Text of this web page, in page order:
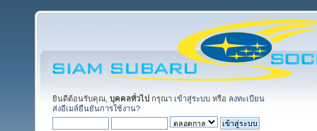
ยินดีต้อนรับคุณ, บุคคลทั่วไป กรุณา เข้าสู่ระบบ หรือ ลงทะเบียน
ส่งอีเมล์ยืนยันการใช้งาน?